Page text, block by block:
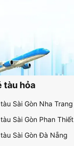
tàu hỏa
Sài Gòn Nha Trang
Sài Gòn Phan Thiết
Sài Gòn Đà Nẵng